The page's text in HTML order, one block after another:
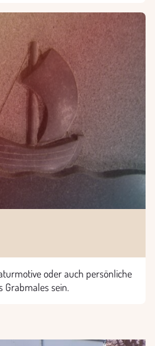
oder auch persönliche
Grabmales sein.